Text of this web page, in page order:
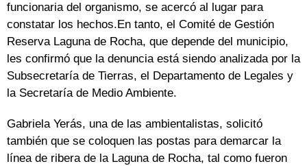
funcionaria del organismo, se acercó al lugar para
constatar los hechos.En tanto, el Comité de Gestión
Reserva Laguna de Rocha, que depende del municipio,
les confirmó que la denuncia está siendo analizada por la
Subsecretaría de Tierras, el Departamento de Legales y
la Secretaría de Medio Ambiente.
Gabriela Yerás, una de las ambientalistas, solicitó
también que se coloquen las postas para demarcar la
línea de ribera de la Laguna de Rocha, tal como fueron